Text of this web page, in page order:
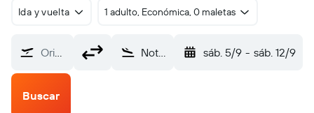
Ida y vuelta 1 adulto, Económica, 0 maletas
Origen Nottingham East Midlands (EMA) sáb. 5/9 - sáb. 12/9
Buscar